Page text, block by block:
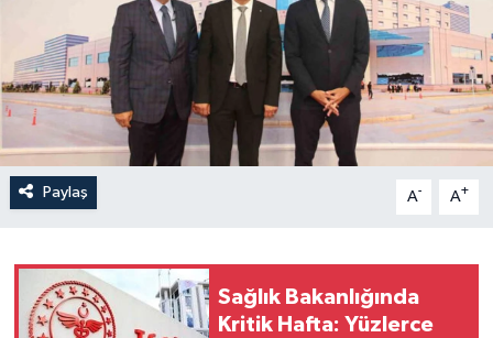
Paylaş A- A+
Sağlık Bakanlığında
Kritik Hafta: Yüzlerce